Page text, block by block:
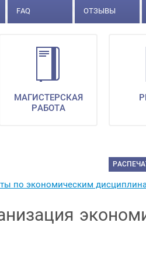
FAQ ОТЗЫВЫ
МАГИСТЕРСКАЯ
РАБОТА
по экономическим